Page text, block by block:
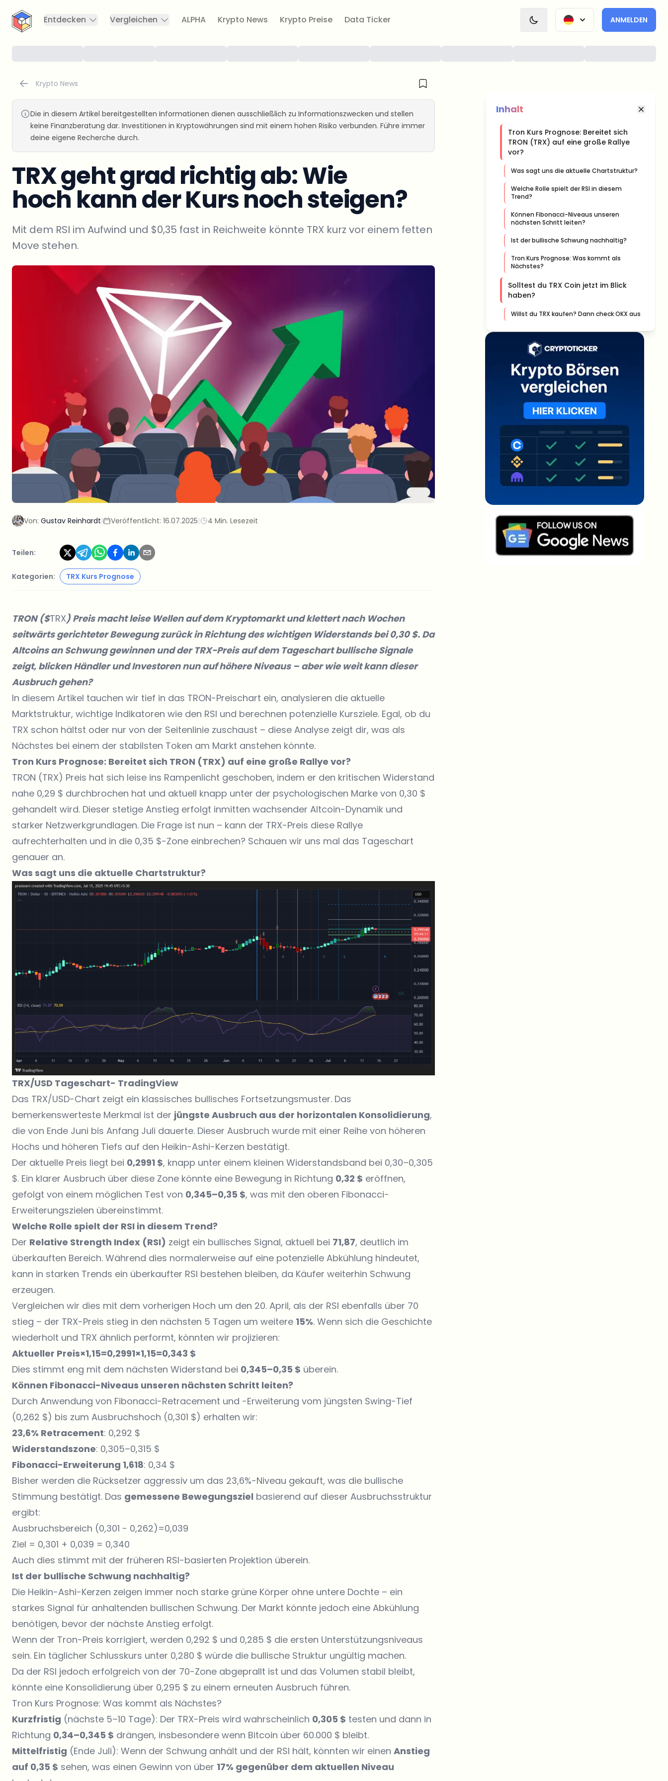
CryptoTicker
Entdecken
Vergleichen ALPHA Krypto News Krypto Preise Data Ticker ANMELDEN
Krypto News
Die in diesem Artikel bereitgestellten Informationen dienen ausschließlich zu Informationszwecken und stellen
keine Finanzberatung dar. Investitionen in Kryptowährungen sind mit einem hohen Risiko verbunden. Führe immer
deine eigene Recherche durch.
TRX geht grad richtig ab: Wie
hoch kann der Kurs noch steigen?
Mit dem RSI im Aufwind und $0,35 fast in Reichweite könnte TRX kurz vor einem fetten
Move stehen.
Von: Gustav Reinhardt| Veröffentlicht: 16.07.2025| 4 Min. Lesezeit
Teilen:
Kategorien: TRX Kurs Prognose
Inhalt
Tron Kurs Prognose: Bereitet sich
TRON (TRX) auf eine große Rallye
vor?
Was sagt uns die aktuelle Chartstruktur?
Welche Rolle spielt der RSI in diesem
Trend?
Können Fibonacci-Niveaus unseren
nächsten Schritt leiten?
Ist der bullische Schwung nachhaltig?
Tron Kurs Prognose: Was kommt als
Nächstes?
Solltest du TRX Coin jetzt im Blick
haben?
Willst du TRX kaufen? Dann check OKX aus
TRON ($TRX) Preis macht leise Wellen auf dem Kryptomarkt und klettert nach Wochen
seitwärts gerichteter Bewegung zurück in Richtung des wichtigen Widerstands bei 0,30 $. Da
Altcoins an Schwung gewinnen und der TRX-Preis auf dem Tageschart bullische Signale
zeigt, blicken Händler und Investoren nun auf höhere Niveaus – aber wie weit kann dieser
Ausbruch gehen?
In diesem Artikel tauchen wir tief in das TRON-Preischart ein, analysieren die aktuelle
Marktstruktur, wichtige Indikatoren wie den RSI und berechnen potenzielle Kursziele. Egal, ob du
TRX schon hältst oder nur von der Seitenlinie zuschaust – diese Analyse zeigt dir, was als
Nächstes bei einem der stabilsten Token am Markt anstehen könnte.
Tron Kurs Prognose: Bereitet sich TRON (TRX) auf eine große Rallye vor?
TRON (TRX) Preis hat sich leise ins Rampenlicht geschoben, indem er den kritischen Widerstand
nahe 0,29 $ durchbrochen hat und aktuell knapp unter der psychologischen Marke von 0,30 $
gehandelt wird. Dieser stetige Anstieg erfolgt inmitten wachsender Altcoin-Dynamik und
starker Netzwerkgrundlagen. Die Frage ist nun – kann der TRX-Preis diese Rallye
aufrechterhalten und in die 0,35 $-Zone einbrechen? Schauen wir uns mal das Tageschart
genauer an.
Was sagt uns die aktuelle Chartstruktur?
TRX/USD Tageschart- TradingView
Das TRX/USD-Chart zeigt ein klassisches bullisches Fortsetzungsmuster. Das
bemerkenswerteste Merkmal ist der jüngste Ausbruch aus der horizontalen Konsolidierung,
die von Ende Juni bis Anfang Juli dauerte. Dieser Ausbruch wurde mit einer Reihe von höheren
Hochs und höheren Tiefs auf den Heikin-Ashi-Kerzen bestätigt.
Der aktuelle Preis liegt bei 0,2991 $, knapp unter einem kleinen Widerstandsband bei 0,30–0,305
$. Ein klarer Ausbruch über diese Zone könnte eine Bewegung in Richtung 0,32 $ eröffnen,
gefolgt von einem möglichen Test von 0,345–0,35 $, was mit den oberen Fibonacci-
Erweiterungszielen übereinstimmt.
Welche Rolle spielt der RSI in diesem Trend?
Der Relative Strength Index (RSI) zeigt ein bullisches Signal, aktuell bei 71,87, deutlich im
überkauften Bereich. Während dies normalerweise auf eine potenzielle Abkühlung hindeutet,
kann in starken Trends ein überkaufter RSI bestehen bleiben, da Käufer weiterhin Schwung
erzeugen.
Vergleichen wir dies mit dem vorherigen Hoch um den 20. April, als der RSI ebenfalls über 70
stieg – der TRX-Preis stieg in den nächsten 5 Tagen um weitere 15%. Wenn sich die Geschichte
wiederholt und TRX ähnlich performt, könnten wir projizieren:
Aktueller Preis×1,15=0,2991×1,15=0,343 $
Dies stimmt eng mit dem nächsten Widerstand bei 0,345–0,35 $ überein.
Können Fibonacci-Niveaus unseren nächsten Schritt leiten?
Durch Anwendung von Fibonacci-Retracement und -Erweiterung vom jüngsten Swing-Tief
(0,262 $) bis zum Ausbruchshoch (0,301 $) erhalten wir:
23,6% Retracement: 0,292 $
Widerstandszone: 0,305–0,315 $
Fibonacci-Erweiterung 1,618: 0,34 $
Bisher werden die Rücksetzer aggressiv um das 23,6%-Niveau gekauft, was die bullische
Stimmung bestätigt. Das gemessene Bewegungsziel basierend auf dieser Ausbruchsstruktur
ergibt:
Ausbruchsbereich (0,301 - 0,262)=0,039
Ziel = 0,301 + 0,039 = 0,340
Auch dies stimmt mit der früheren RSI-basierten Projektion überein.
Ist der bullische Schwung nachhaltig?
Die Heikin-Ashi-Kerzen zeigen immer noch starke grüne Körper ohne untere Dochte – ein
starkes Signal für anhaltenden bullischen Schwung. Der Markt könnte jedoch eine Abkühlung
benötigen, bevor der nächste Anstieg erfolgt.
Wenn der Tron-Preis korrigiert, werden 0,292 $ und 0,285 $ die ersten Unterstützungsniveaus
sein. Ein täglicher Schlusskurs unter 0,280 $ würde die bullische Struktur ungültig machen.
Da der RSI jedoch erfolgreich von der 70-Zone abgeprallt ist und das Volumen stabil bleibt,
könnte eine Konsolidierung über 0,295 $ zu einem erneuten Ausbruch führen.
Tron Kurs Prognose: Was kommt als Nächstes?
Kurzfristig (nächste 5–10 Tage): Der TRX-Preis wird wahrscheinlich 0,305 $ testen und dann in
Richtung 0,34–0,345 $ drängen, insbesondere wenn Bitcoin über 60.000 $ bleibt.
Mittelfristig (Ende Juli): Wenn der Schwung anhält und der RSI hält, könnten wir einen Anstieg
auf 0,35 $ sehen, was einen Gewinn von über 17% gegenüber dem aktuellen Niveau